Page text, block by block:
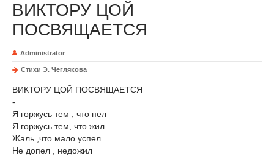
ВИКТОРУ ЦОЙ
ПОСВЯЩАЕТСЯ
Administrator
Стихи Э. Чеглякова
ВИКТОРУ ЦОЙ ПОСВЯЩАЕТСЯ
-
Я горжусь тем , что пел
Я горжусь тем, что жил
Жаль ,что мало успел
Не допел , недожил